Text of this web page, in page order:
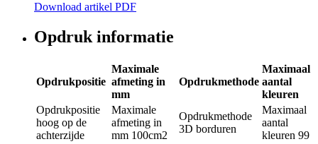
Download artikel PDF
Opdruk informatie
Opdrukpositie
Maximale
afmeting in
mm
Opdrukmethode
Maximaal
aantal
kleuren
Opdrukpositie
hoog op de
achterzijde
Maximale
afmeting in
mm 100cm2
Opdrukmethode
3D borduren
Maximaal
aantal
kleuren 99